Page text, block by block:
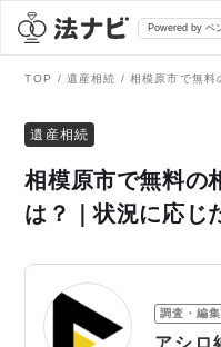
Powered by ベ
全て
刑事事件
弁護士を探す
TOP 遺産相続
遺産相続
相模原市で無料の
は？｜状況に応じ
調査・編
アシロ